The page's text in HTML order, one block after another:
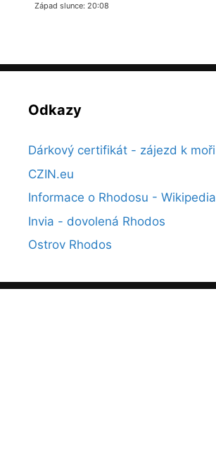
Západ slunce: 20:08
Odkazy
Dárkový certifikát - zájezd k moři
CZIN.eu
Informace o Rhodosu - Wikipedia
Invia - dovolená Rhodos
Ostrov Rhodos